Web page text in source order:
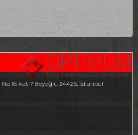
No 16 kat 7 Beyoğlu 34425, İstanbul